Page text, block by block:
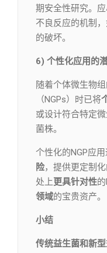
期安全性研究。
不良反应的机制，
的破坏。
6) 个性化应用的
随着个体微生物
（NGPs）时已将
或设计符合特定
菌株。
个性化的NGP应用
险，提供更定制
处上更具针对性
领域的宝贵资产。
小结
传统益生菌和新